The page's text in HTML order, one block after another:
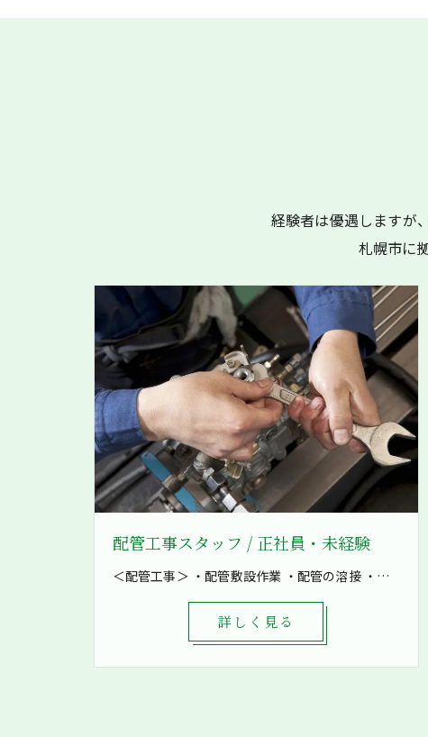
経験者は優遇しますが
札幌市に
配管工事スタッフ / 正社員・未経験
＜配管工事＞ ・配管敷設作業 ・配管の溶接 ・鋼製架台の製作など ・空気の配管 ・油配管 ・水配管 ・燃料配管などを加工 8割現場での作業となり、発電所や工場といった大きな現場も施工しています！ まずは先輩補助として軽作業から一緒に作業をしていきます。 1現場4～8名で対応し、困ったときもすぐに相談出来る環境です。
詳しく見る